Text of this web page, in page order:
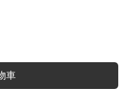
車